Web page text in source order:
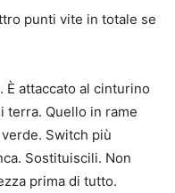
punti vite in totale se
È attaccato al cinturino
terra. Quello in rame
Switch più
Sostituiscili. Non
prima di tutto.